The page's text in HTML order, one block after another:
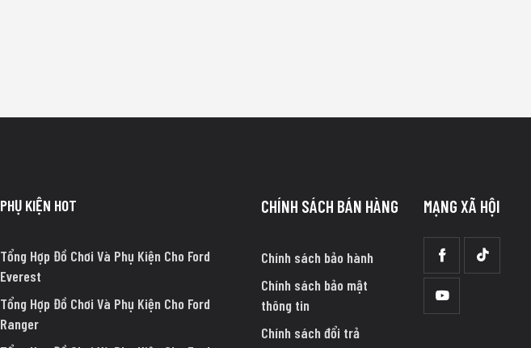
PHỤ KIỆN HOT
Tổng Hợp Đồ Chơi Và Phụ Kiện Cho Ford
Everest
Tổng Hợp Đồ Chơi Và Phụ Kiện Cho Ford
Ranger
CHÍNH SÁCH BÁN HÀNG
Chính sách bảo hành
Chính sách bảo mật
thông tin
Chính sách đổi trả
MẠNG XÃ HỘI